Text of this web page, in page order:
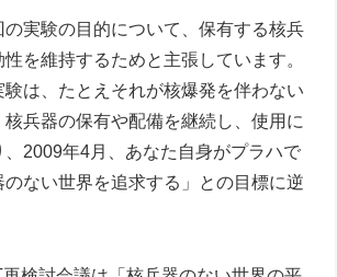
実験の目的について、保有する核兵
を維持するためと主張しています。
験は、たとえそれが核爆発を伴わない
核兵器の保有や配備を継続し、使用に
2009年4月、あなた自身がプラハで
ない世界を追求する」との目標に逆